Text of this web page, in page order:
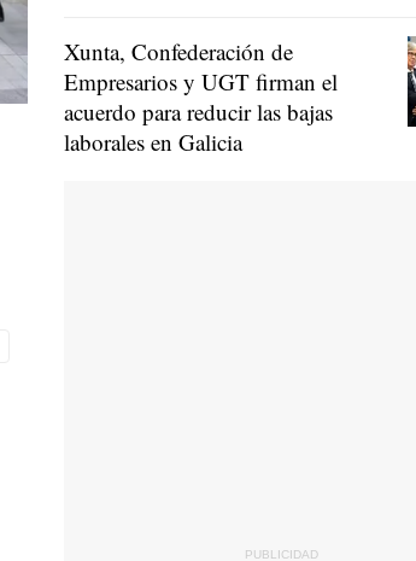
Xunta, Confederación de
Empresarios y UGT firman el
acuerdo para reducir las bajas
laborales en Galicia